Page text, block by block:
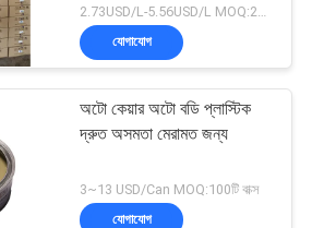
যোগাযোগ
অটো কেয়ার অটো বডি প্লাস্টিক
দ্রুত অসমতা মেরামত জন্য
3~13 USD/Can MOQ:100টি বাক্স
যোগাযোগ